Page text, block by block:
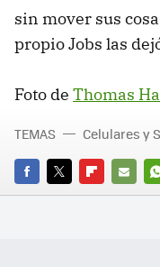
sin mover sus
propio Jobs las
Foto de Thomas
FACEBOOK
TWITTERFLIPBOARD
E-
TEMAS Celulares y